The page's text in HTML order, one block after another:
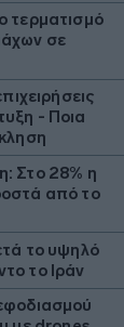
τερματισμό
σε
- Ποια
Στο 28% η
από το
το υψηλό
το Ιράν